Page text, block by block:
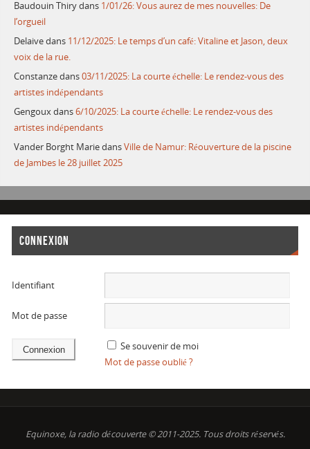
Baudouin Thirydans 1/01/26: Vous aurez de mes nouvelles: De
l’orgueil
Delaivedans 11/12/2025: Le temps d’un café: Vitaline et Jason, deux
voix de la rue.
Constanzedans03/11/2025: La courte échelle: Le rendez-vous des
artistes indépendants
Gengouxdans6/10/2025: La courte échelle: Le rendez-vous des
artistes indépendants
Vander Borght MariedansVille de Namur: Réouverture de la piscine
de Jambes le 28 juillet 2025
CONNEXION
Identifiant
Mot de passe
Se souvenir de moi
Mot de passe oublié ?
Equinoxe, la radio découverte © 2011-2025. Tous droits réservés.